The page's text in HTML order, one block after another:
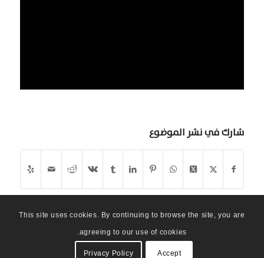
شارك في نشر الموضوع
This site uses cookies. By continuing to browse the site, you are
agreeing to our use of cookies.
Accept
Privacy Policy